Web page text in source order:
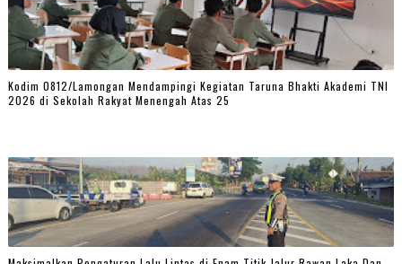
Kodim 0812/Lamongan Mendampingi Kegiatan Taruna Bhakti Akademi TNI
2026 di Sekolah Rakyat Menengah Atas 25